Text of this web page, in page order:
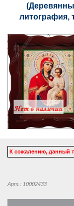
литография,
К сожалению, данный
Арт.: 10002433